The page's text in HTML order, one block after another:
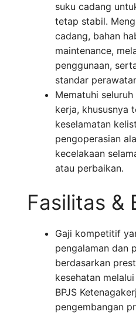
suku cadang
tetap stabil.
cadang, bahan
maintenance,
penggunaan,
standar
Mematuhi
kerja, khususnya
keselamatan
pengoperasian
kecelakaan
atau perbaikan.
Fasilitas &
Gaji kompetitif
pengalaman dan
berdasarkan
kesehatan
BPJS
pengembangan